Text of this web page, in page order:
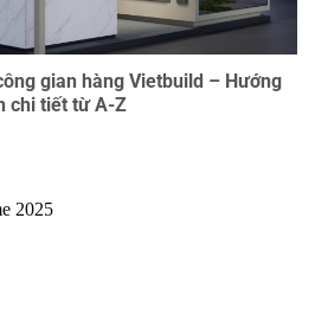
gian hàng Vietbuild – Hướng
chi tiết từ A-Z